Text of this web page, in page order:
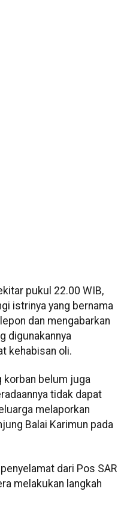
pukul 22.00 WIB,
istrinya yang bernama
dan mengabarkan
digunakannya
kehabisan oli.
korban belum juga
tidak dapat
melaporkan
Balai Karimun pada
dari Pos SAR
melakukan langkah